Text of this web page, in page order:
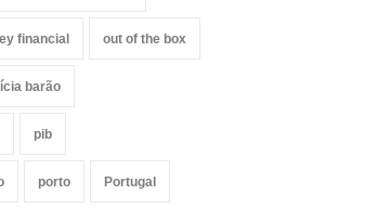
financial out of the box
barão
pib
porto Portugal